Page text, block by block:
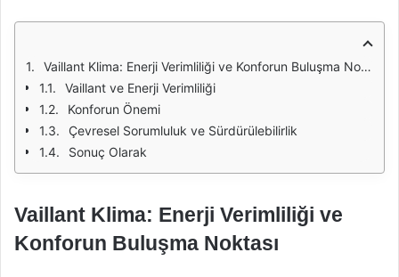
Vaillant Klima: Enerji Verimliliği ve Konforun Buluşma Noktası
Vaillant ve Enerji Verimliliği
Konforun Önemi
Çevresel Sorumluluk ve Sürdürülebilirlik
Sonuç Olarak
Vaillant Klima: Enerji Verimliliği ve
Konforun Buluşma Noktası